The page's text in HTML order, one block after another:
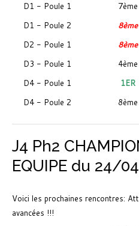
D1 - Poule 1
7ème
D1 - Poule 2
8ème
D2 - Poule 1
8ème
D3 - Poule 1
4ème
D4 - Poule 1
1ER
D4 - Poule 2
8ème
J4 Ph2
EQUIPE du 24/
Voici les prochaines rencontres:
avancées !!!